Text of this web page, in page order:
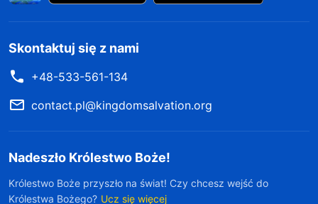
Skontaktuj się z nami
+48-533-561-134
contact.pl@kingdomsalvation.org
Nadeszło Królestwo Boże!
Królestwo Boże przyszło na świat! Czy chcesz wejść do
Królestwa Bożego? Ucz się więcej